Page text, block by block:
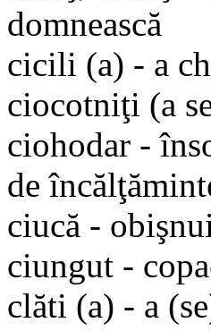
domnească
cicili (a) - a
ciocotniţi (a
ciohodar -
de
ciucă -
ciungut -
clăti (a) - a